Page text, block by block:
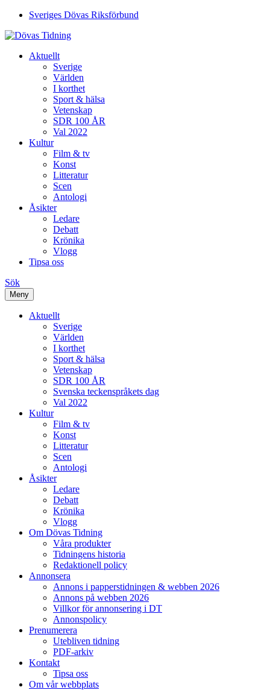
Sveriges Dövas Riksförbund
Aktuellt
Sverige
Världen
I korthet
Sport & hälsa
Vetenskap
SDR 100 ÅR
Val 2022
Kultur
Film & tv
Konst
Litteratur
Scen
Antologi
Åsikter
Ledare
Debatt
Krönika
Vlogg
Tipsa oss
Sök
Meny
Aktuellt
Sverige
Världen
I korthet
Sport & hälsa
Vetenskap
SDR 100 ÅR
Svenska teckenspråkets dag
Val 2022
Kultur
Film & tv
Konst
Litteratur
Scen
Antologi
Åsikter
Ledare
Debatt
Krönika
Vlogg
Om Dövas Tidning
Våra produkter
Tidningens historia
Redaktionell policy
Annonsera
Annons i papperstidningen & webben 2026
Annons på webben 2026
Villkor för annonsering i DT
Annonspolicy
Prenumerera
Utebliven tidning
PDF-arkiv
Kontakt
Tipsa oss
Om vår webbplats